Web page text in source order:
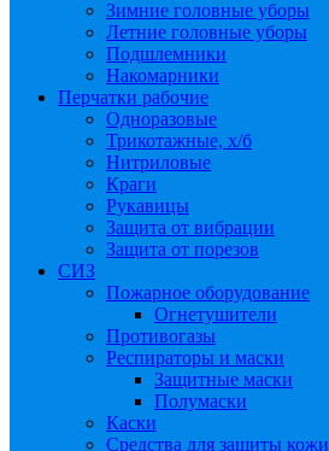
Зимние головные уборы
Летние головные уборы
Подшлемники
Накомарники
Перчатки рабочие
Одноразовые
Трикотажные, х/б
Нитриловые
Краги
Рукавицы
Защита от вибрации
Защита от порезов
СИЗ
Пожарное оборудование
Огнетушители
Противогазы
Респираторы и маски
Защитные маски
Полумаски
Каски
Средства для защиты кожи